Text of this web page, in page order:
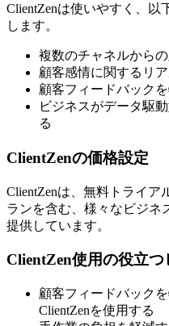
ClientZenは使いやすく、
します。
複数のチャネルから
顧客感情に関するリ
顧客フィードバック
ビジネスがデータ駆
る
ClientZenの価格設定
ClientZenは、無料トライ
ランを含む、様々なビジネ
提供しています。
ClientZen使用の役立つ
顧客フィードバック
ClientZenを使用する